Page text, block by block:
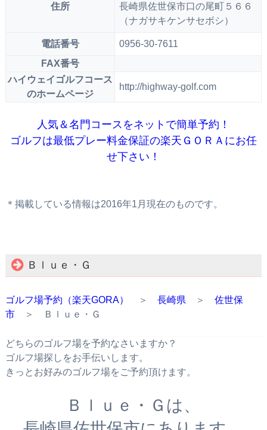
住所
長崎県佐世保市口の尾町５６６
（ナガサキケンサセボシ）
電話番号
0956-30-7611
FAX番号
ハイウェイゴルフコース
のホームページ
http://highway-golf.com
人気＆名門コースをネットで簡単予約！
ゴルフは最低プレー料金保証の楽天ＧＯＲＡにお任
せ下さい！
＊掲載している情報は2016年1月現在のものです。
Ｂｌｕｅ・Ｇ
ゴルフ場予約（楽天GORA） ＞ 長崎県 ＞ 佐世保
市＞ Ｂｌｕｅ・Ｇ
どちらのゴルフ場を予約なさいますか？
ゴルフ場探しをお手伝いします。
きっとお好みのゴルフ場をご予約頂けます。
Ｂｌｕｅ・Ｇは、